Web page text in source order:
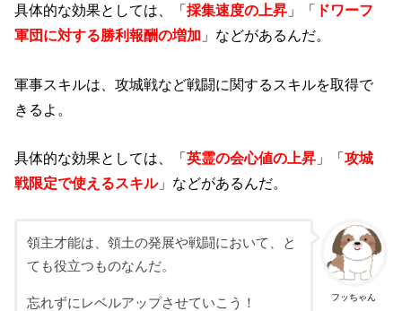
具体的な効果としては、「採集速度の上昇 」「
ドワーフ
軍団に対する勝利報酬の増加 」などがあるんだ。
軍事スキルは、攻城戦など戦闘に関するスキルを取得で
きるよ。
具体的な効果としては、「英霊の会心値の上昇 」「攻城
戦限定で使えるスキル」などがあるんだ。
フッちゃん
領主才能は、領土の発展や戦闘において、と
ても役立つものなんだ。
忘れずにレベルアップさせていこう！